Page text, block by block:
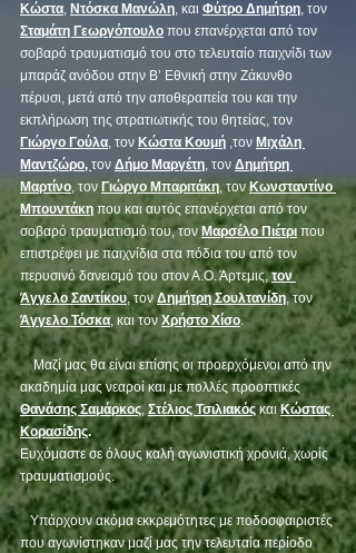
Κώστα, Ντόσκα Μανώλη, και Φύτρο Δημήτρη, τον
Σταμάτη Γεωργόπουλο που επανέρχεται από τον
σοβαρό τραυματισμό του στο τελευταίο παιχνίδι των
μπαράζ ανόδου στην Β’ Εθνική στην Ζάκυνθο
πέρυσι, μετά από την αποθεραπεία του και την
εκπλήρωση της στρατιωτικής του θητείας, τον
Γιώργο Γούλα, τον Κώστα Κουμή ,τον Μιχάλη
Μαντζώρο, τον Δήμο Μαργέτη, τον Δημήτρη
Μαρτίνο, τον Γιώργο Μπαριτάκη, τον Κωνσταντίνο
Μπουντάκη που και αυτός επανέρχεται από τον
σοβαρό τραυματισμό του, τον Μαρσέλο Πιέτρι που
επιστρέφει με παιχνίδια στα πόδια του από τον
περυσινό δανεισμό του στον Α.Ο. Άρτεμις, τον
Άγγελο Σαντίκου, τον Δημήτρη Σουλτανίδη, τον
Άγγελο Τόσκα, και τον Χρήστο Χίσο.
    Μαζί μας θα είναι επίσης οι προερχόμενοι από την
ακαδημία μας νεαροί και με πολλές προοπτικές
Θανάσης Σαμάρκος, Στέλιος Τσιλιακός και Κώστας
Κορασίδης.
Ευχόμαστε σε όλους καλή αγωνιστική χρονιά, χωρίς
τραυματισμούς.
   Υπάρχουν ακόμα εκκρεμότητες με ποδοσφαιριστές
που αγωνίστηκαν μαζί μας την τελευταία περίοδο